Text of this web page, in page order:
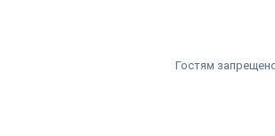
Гостям